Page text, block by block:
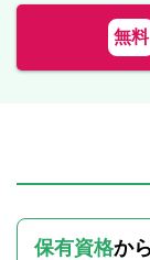
無料
保有資格か